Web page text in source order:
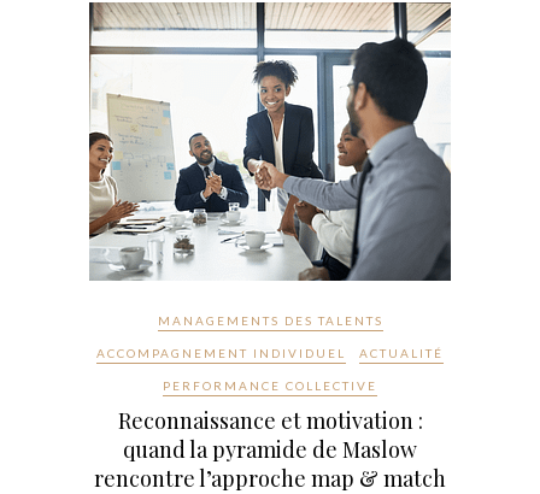
MANAGEMENTS DES TALENTS
ACCOMPAGNEMENT INDIVIDUEL ACTUALITÉ
PERFORMANCE COLLECTIVE
Reconnaissance et motivation :
quand la pyramide de Maslow
rencontre l’approche map & match